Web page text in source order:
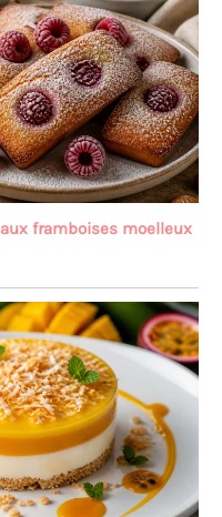
framboises moelleux